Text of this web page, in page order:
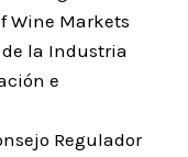
Wine Markets
la Industria
e
Regulador